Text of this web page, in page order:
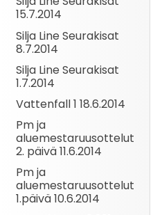
15.7.2014
Silja Line Seurakisat
8.7.2014
Silja Line Seurakisat
1.7.2014
Vattenfall 1 18.6.2014
Pm ja
aluemestaruusottelut
2. päivä 11.6.2014
Pm ja
aluemestaruusottelut
1.päivä 10.6.2014